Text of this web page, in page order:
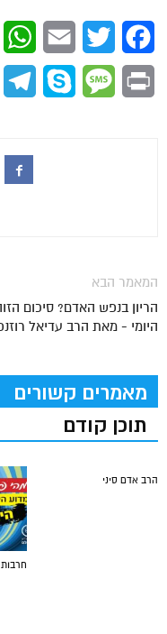
Facebook
Twitter
Email
Print
Message
Skype
המאמר הבא
הריון בנפש האדם? סיכום
היומי - מאת הרב עדיאל
מאמרים קשורים
תוכן קודם
הרב אדם סיני